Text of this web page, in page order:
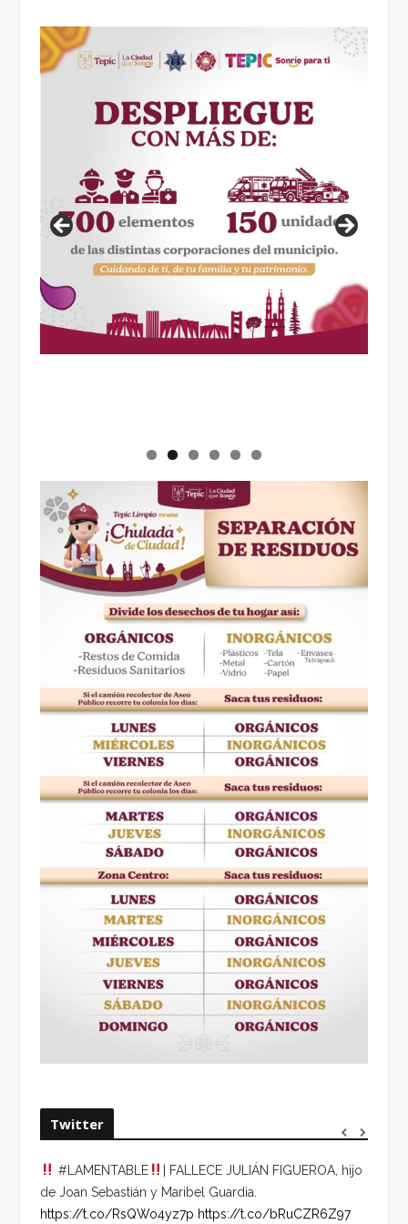
Twitter
#LAMENTABLE
| FALLECE JULIÁN FIGUEROA, hijo
de Joan Sebastián y Maribel Guardia.
https://t.co/RsQWo4yz7p https://t.co/bRuCZR6Z97